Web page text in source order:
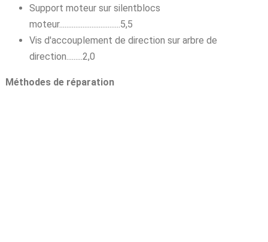
Support moteur sur silentblocs
moteur..................................5,5
Vis d'accouplement de direction sur arbre de
direction.........2,0
Méthodes de réparation